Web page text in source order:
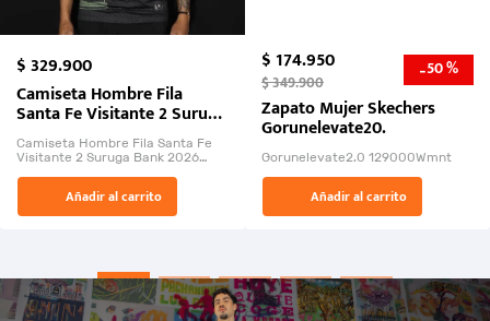
$329.900
Camiseta Hombre Fila
Santa Fe Visitante 2 Suruga
Bank 2026
Camiseta Hombre Fila Santa Fe
Visitante 2 Suruga Bank 2026
El Rugido del Sol Naciente:
“Primeros para la Et...
Añadir al carrito
$174.950
$349.900 -50 %
Zapato Mujer Skechers
Gorunelevate20.
Gorunelevate2.0 129000Wmnt
Añadir al carrito